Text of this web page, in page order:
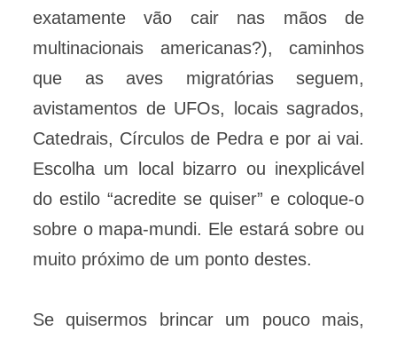
exatamente vão cair nas mãos de
multinacionais americanas?), caminhos
que as aves migratórias seguem,
avistamentos de UFOs, locais sagrados,
Catedrais, Círculos de Pedra e por ai vai.
Escolha um local bizarro ou inexplicável
do estilo “acredite se quiser” e coloque-o
sobre o mapa-mundi. Ele estará sobre ou
muito próximo de um ponto destes.
Se quisermos brincar um pouco mais,